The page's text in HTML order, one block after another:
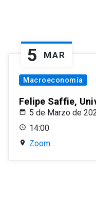
5 MAR
Macroeconomía
Felipe Saffie,
5 de Marzo de
14:00
Zoom